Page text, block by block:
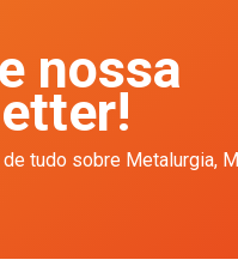
nossa
tudo sobre Metalurgia,